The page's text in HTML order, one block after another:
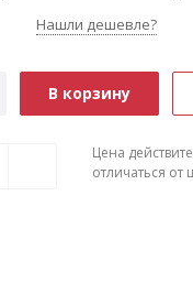
Нашли дешевле?
В корзину
Цена
отличаться